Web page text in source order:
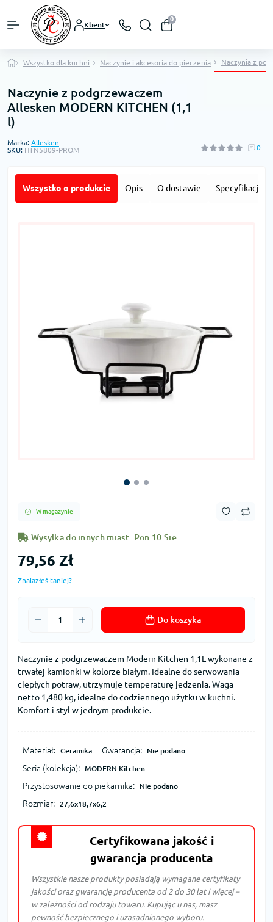
Klient
0
Wszystko dla kuchni Naczynie i akcesoria do pieczenia Naczynia z
Naczynie z podgrzewaczem
Allesken MODERN KITCHEN (1,1
l)
Marka: Allesken
SKU: HTN5809-PROM 0
Wszystko o produkcie Opis O dostawie Specyfikacja
W magazynie
Wysylka do innych miast: Pon 10 Sie
79,56 Zł
Znalazłeś taniej?
Do koszyka
Naczynie z podgrzewaczem Modern Kitchen 1,1L wykonane z
trwałej kamionki w kolorze białym. Idealne do serwowania
ciepłych potraw, utrzymuje temperaturę jedzenia. Waga
netto 1,480 kg, idealne do codziennego użytku w kuchni.
Komfort i styl w jednym produkcie.
Materiał: Ceramika Gwarancja: Nie podano
Seria (kolekcja): MODERN Kitchen
Przystosowanie do piekarnika: Nie podano
Rozmiar: 27,6x18,7x6,2
Certyfikowana jakość i
gwarancja producenta
Wszystkie nasze produkty posiadają wymagane certyfikaty
jakości oraz gwarancję producenta od 2 do 30 lat i więcej –
w zależności od rodzaju towaru. Kupując u nas, masz
pewność bezpiecznego i uzasadnionego wyboru.